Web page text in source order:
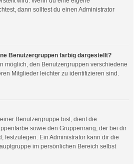
dann solltest du einen Administrator
Benutzergruppen farbig dargestellt?
möglich, den Benutzergruppen verschiedene
Mitglieder leichter zu identifizieren sind.
Benutzergruppe bist, dient die
sowie den Gruppenrang, der bei dir
festzulegen. Ein Administrator kann dir die
im persönlichen Bereich selbst